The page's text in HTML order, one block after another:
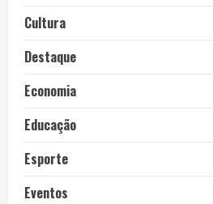
Cultura
Destaque
Economia
Educação
Esporte
Eventos